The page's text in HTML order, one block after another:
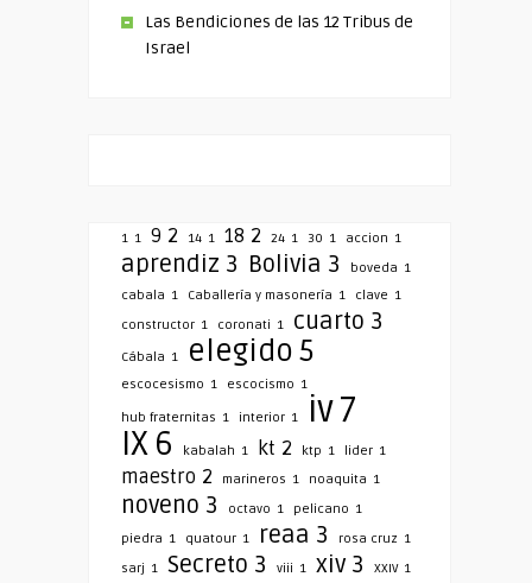
Las Bendiciones de las 12 Tribus de
Israel
1 1 9 2 14 1 18 2 24 1 30 1 accion 1
aprendiz 3 Bolivia 3 boveda 1
cabala 1 Caballería y masonería 1 clave 1
constructor 1 coronati 1 cuarto 3
Cábala 1 elegido5
escocesismo 1 escocismo 1
hub fraternitas 1 interior 1 iv7
IX 6 kabalah 1 kt 2 ktp 1 lider 1
maestro 2 marineros 1 noaquita 1
noveno 3 octavo 1 pelicano 1
piedra 1 quatour 1 reaa 3 rosa cruz 1
sarj 1 Secreto 3 viii 1 xiv 3 XXIV 1